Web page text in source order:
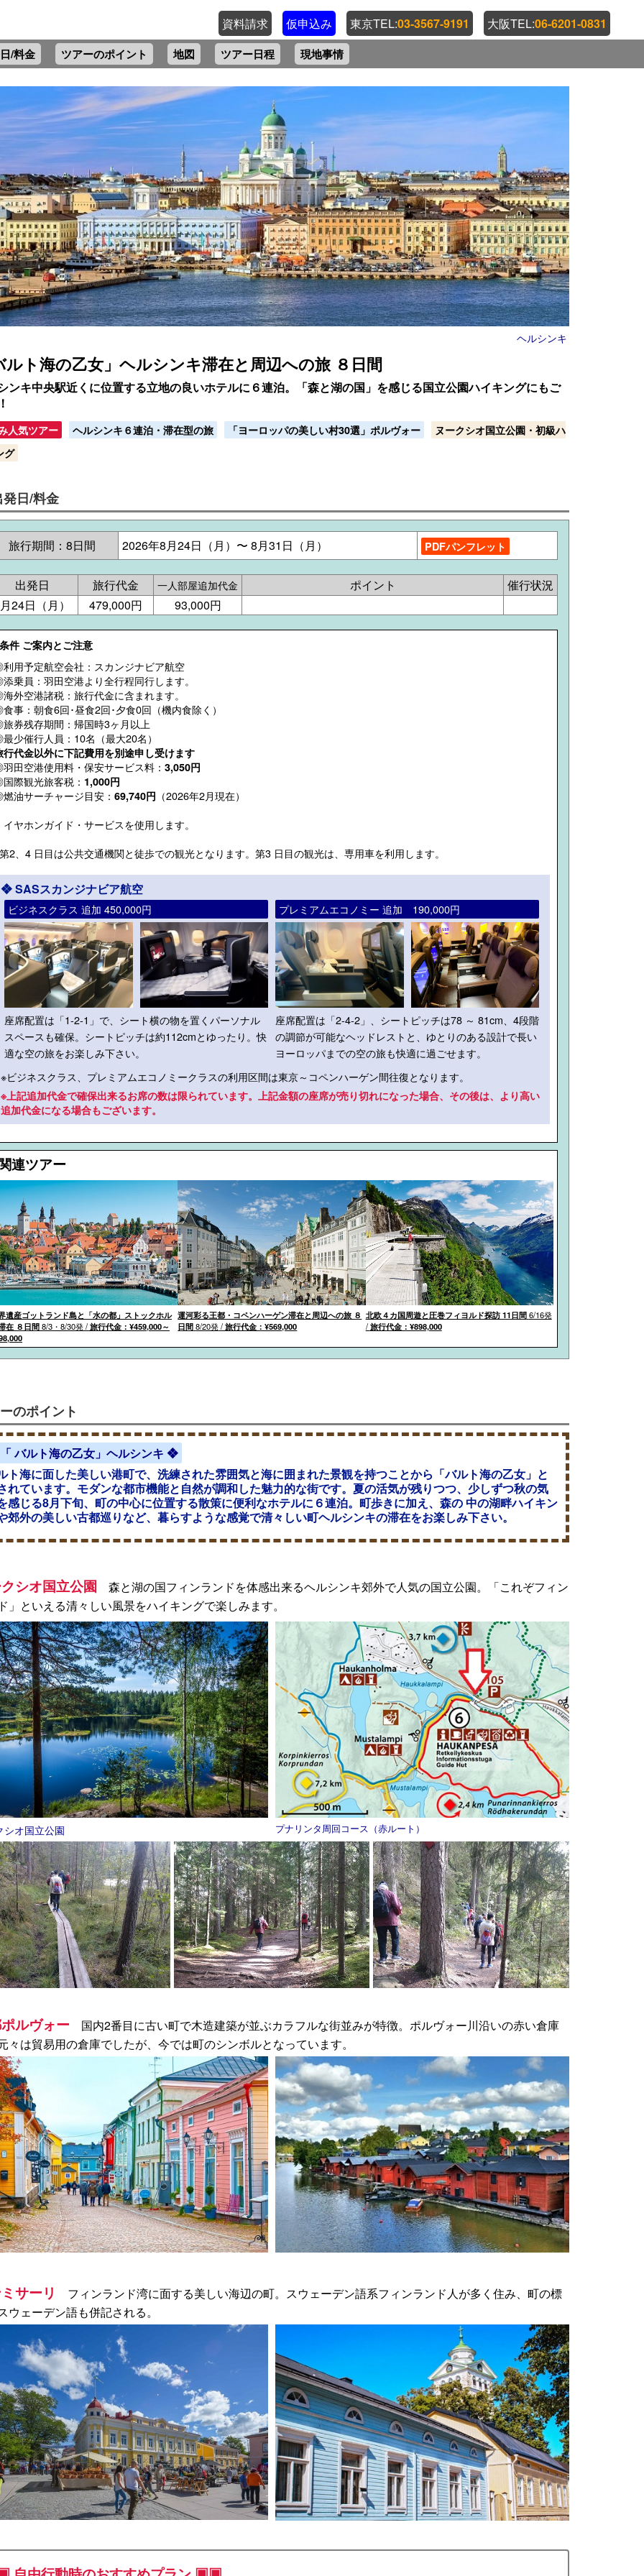
資料請求 仮申込み 東京TEL:03-3567-9191 大阪TEL:06-6201-0831
/料金 ツアーのポイント 地図 ツアー日程 現地事情
ヘルシンキ
ルト海の乙女」ヘルシンキ滞在と周辺への旅 ８日間
ンキ中央駅近くに位置する立地の良いホテルに６連泊。「森と湖の国」を感じる国立公園ハイキングにもご
人気ツアー ヘルシンキ６連泊・滞在型の旅 「ヨーロッパの美しい村30選」ポルヴォー
ヌークシオ国立公園・初級ハ
グ
日/料金
旅行期間：8日間 2026年8月24日（月）〜 8月31日（月） PDFパンフレット
出発日 旅行代金 一人部屋追加代金 ポイント
催行状況
24日（月）
479,000円 93,000円
件 ご案内とご注意
用予定航空会社：スカンジナビア航空
乗員：羽田空港より全行程同行します。
外空港諸税：旅行代金に含まれます。
事：朝食6回･昼食2回･夕食0回（機内食除く）
券残存期間：帰国時3ヶ月以上
少催行人員：10名（最大20名）
行代金以外に下記費用を別途申し受けます
田空港使用料・保安サービス料： 3,050円
際観光旅客税： 1,000円
油サーチャージ目安： 69,740円 （2026年2月現在）
イヤホンガイド・サービスを使用します。
2、4 日目は公共交通機関と徒歩での観光となります。第3 日目の観光は、専用車を利用します。
❖ SASスカンジナビア航空
ビジネスクラス 追加 450,000円
座席配置は「1-2-1」で、シート横の物を置くパーソナル
スペースも確保。シートピッチは約112cmとゆったり。快
適な空の旅をお楽しみ下さい。
プレミアムエコノミー 追加 190,000円
座席配置は「2-4-2」、シートピッチは78 ～ 81cm、4段階
の調節が可能なヘッドレストと、ゆとりのある設計で長い
ヨーロッパまでの空の旅も快適に過ごせます。
※ビジネスクラス、プレミアムエコノミークラスの利用区間は東京～コペンハーゲン間往復となります。
※上記追加代金で確保出来るお席の数は限られています。上記金額の座席が売り切れになった場合、その後は、より高い
追加代金になる場合もございます。
連ツアー
遺産ゴットランド島と「水の都」ストックホル
在 ８日間8/3・8/30発/旅行代金：¥459,000～
運河彩る王都・コペンハーゲン滞在と周辺への旅 ８
日間 8/20発/旅行代金：¥569,000
北欧４カ国周遊と圧巻フィヨルド探訪 11日間 6/16発
/旅行代金：¥898,000
のポイント
バルト海の乙女」ヘルシンキ ❖
ト海に面した美しい港町で、洗練された雰囲気と海に囲まれた景観を持つことから「バルト海の乙女」と
れています。モダンな都市機能と自然が調和した魅力的な街です。夏の活気が残りつつ、少しずつ秋の気
感じる8月下旬、町の中心に位置する散策に便利なホテルに６連泊。町歩きに加え、森の 中の湖畔ハイキン
郊外の美しい古都巡りなど、暮らすような感覚で清々しい町ヘルシンキの滞在をお楽しみ下さい。
シオ国立公園 森と湖の国フィンランドを体感出来るヘルシンキ郊外で人気の国立公園。「これぞフィン
」といえる清々しい風景をハイキングで楽しみます。
シオ国立公園 プナリンタ周回コース（赤ルート）
ルヴォー 国内2番目に古い町で木造建築が並ぶカラフルな街並みが特徴。ポルヴォー川沿いの赤い倉庫
々は貿易用の倉庫でしたが、今では町のシンボルとなっています。
サーリ
フィンランド湾に面する美しい海辺の町。スウェーデン語系フィンランド人が多く住み、町の標
ウェーデン語も併記される。